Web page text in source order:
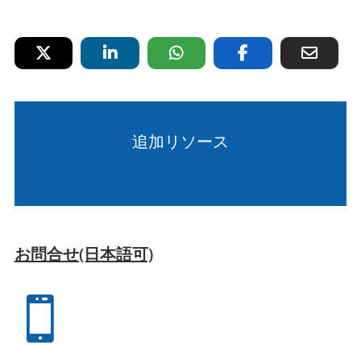
追加リソース
お問合せ(日本語可)
